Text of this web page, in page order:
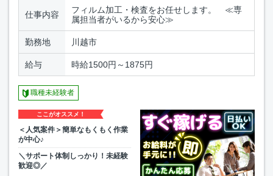
仕事内容
フィルム加工・検査をお任せします。 ≪専
属担当者がいるから安心≫
勤務地 川越市
給与 時給1500円～1875円
職種未経験者
ここがオススメ！
＜人気案件＞簡単なもくもく作業
が中心♪
＼サポート体制しっかり！未経験
歓迎◎／